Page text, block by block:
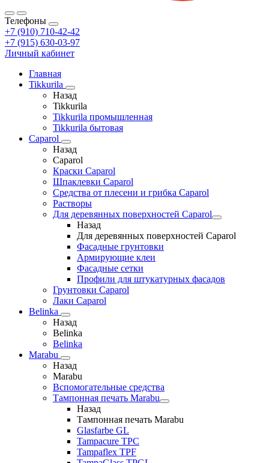
Телефоны
+7 (910) 710-42-42
+7 (915) 630-03-97
Личный кабинет
Главная
Tikkurila
Назад
Tikkurila
Tikkurila промышленная
Tikkurila бытовая
Caparol
Назад
Caparol
Краски Caparol
Шпаклевки Caparol
Средства от плесени и грибка Caparol
Растворы
Для деревянных поверхностей Caparol
Назад
Для деревянных поверхностей Caparol
Фасадные грунтовки
Армирующие клеи
Фасадные сетки
Профили для штукатурных фасадов
Грунтовки Caparol
Лаки Caparol
Belinka
Назад
Belinka
Belinka
Marabu
Назад
Marabu
Вспомогательные средства
Тампонная печать Marabu
Назад
Тампонная печать Marabu
Glasfarbe GL
Tampacure TPC
Tampaflex TPF